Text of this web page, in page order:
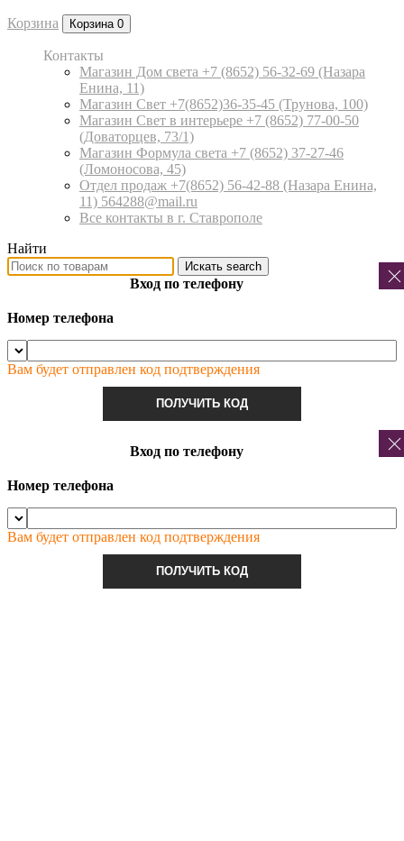
Корзина Корзина 0
Контакты
Магазин Дом света +7 (8652) 56-32-69 (Назара
Енина, 11)
Магазин Свет +7(8652)36-35-45 (Трунова, 100)
Магазин Свет в интерьере +7 (8652) 77-00-50
(Доваторцев, 73/1)
Магазин Формула света +7 (8652) 37-27-46
(Ломоносова, 45)
Отдел продаж +7(8652) 56-42-88 (Назара Енина,
11) 564288@mail.ru
Все контакты в г. Ставрополе
Найти
Искать search
Вход по телефону
Номер телефона
Вам будет отправлен код подтверждения
ПОЛУЧИТЬ КОД
Вход по телефону
Номер телефона
Вам будет отправлен код подтверждения
ПОЛУЧИТЬ КОД